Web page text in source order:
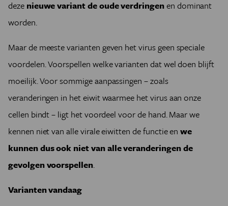
deze nieuwe variant de oude verdringenen dominant
worden.
Maar de meeste varianten geven het virus geen speciale
voordelen. Voorspellen welke varianten dat wel doen blijft
moeilijk. Voor sommige aanpassingen – zoals
veranderingen in het eiwit waarmee het virus aan onze
cellen bindt – ligt het voordeel voor de hand. Maar we
kennen niet van alle virale eiwitten de functie enwe
kunnen dus ook niet van alle veranderingen de
gevolgen voorspellen.
Varianten vandaag